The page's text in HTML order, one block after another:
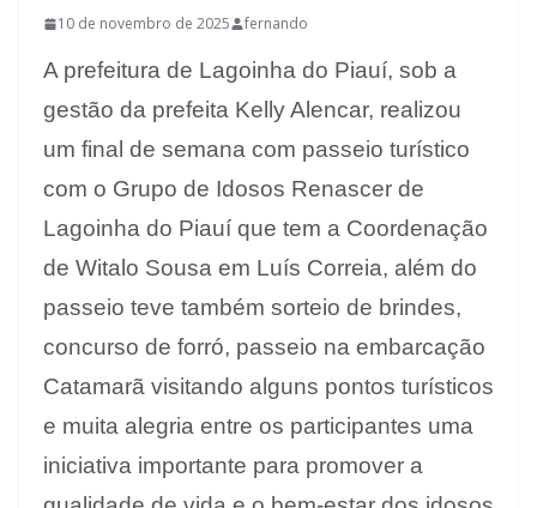
10 de novembro de 2025 fernando
A prefeitura de Lagoinha do Piauí, sob a
gestão da prefeita Kelly Alencar, realizou
um final de semana com passeio turístico
com o Grupo de Idosos Renascer de
Lagoinha do Piauí que tem a Coordenação
de Witalo Sousa em Luís Correia, além do
passeio teve também sorteio de brindes,
concurso de forró, passeio na embarcação
Catamarã visitando alguns pontos turísticos
e muita alegria entre os participantes uma
iniciativa importante para promover a